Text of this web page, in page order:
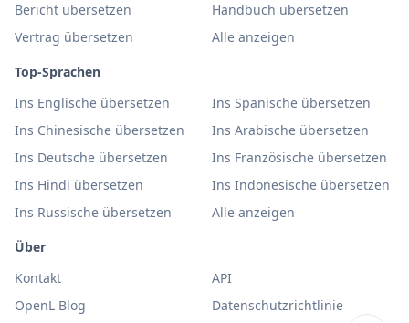
Bericht übersetzen
Handbuch übersetzen
Vertrag übersetzen
Alle anzeigen
Top-Sprachen
Ins Englische übersetzen
Ins Spanische übersetzen
Ins Chinesische übersetzen
Ins Arabische übersetzen
Ins Deutsche übersetzen
Ins Französische übersetzen
Ins Hindi übersetzen
Ins Indonesische übersetzen
Ins Russische übersetzen
Alle anzeigen
Über
Kontakt
API
OpenL Blog
Datenschutzrichtlinie